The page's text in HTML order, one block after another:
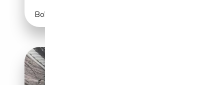
Boîte automatique